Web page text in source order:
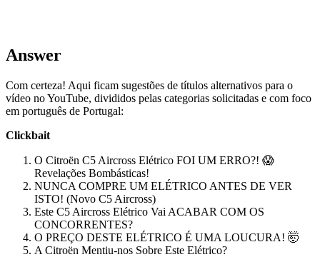
Answer
Com certeza! Aqui ficam sugestões de títulos alternativos para o
vídeo no YouTube, divididos pelas categorias solicitadas e com foco
em português de Portugal:
Clickbait
O Citroën C5 Aircross Elétrico FOI UM ERRO?! 😱
Revelações Bombásticas!
NUNCA COMPRE UM ELÉTRICO ANTES DE VER
ISTO! (Novo C5 Aircross)
Este C5 Aircross Elétrico Vai ACABAR COM OS
CONCORRENTES?
O PREÇO DESTE ELÉTRICO É UMA LOUCURA! 🤯
A Citroën Mentiu-nos Sobre Este Elétrico?